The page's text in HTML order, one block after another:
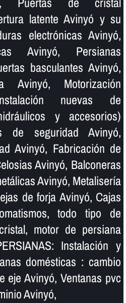
latente Avinyó y su
electrónicas Avinyó,
Avinyó, Persianas
basculantes Avinyó,
Avinyó, Motorización
nuevas de
y accesorios)
de seguridad Avinyó,
Avinyó, Fabricación de
Avinyó, Balconeras
Avinyó, Metaliserí­a
de forja Avinyó, Cajas
todo tipo de
motor de persiana
Instalación y
domésticas : cambio
eje Avinyó, Ventanas pvc
Avinyó,